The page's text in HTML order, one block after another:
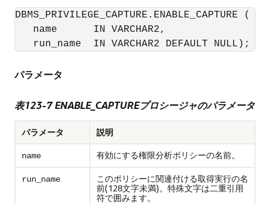
DBMS_PRIVILEGE_CAPTURE.ENABLE_CAPTURE (
   name      IN VARCHAR2,
   run_name  IN VARCHAR2 DEFAULT NULL);
パラメータ
表123-7ENABLE_CAPTUREプロシージャのパラメータ
パラメータ 説明
name 有効にする権限分析ポリシーの名前。
run_name
このポリシーに関連付ける取得実行の名
前(128文字未満)。特殊文字は二重引用
符で囲みます。